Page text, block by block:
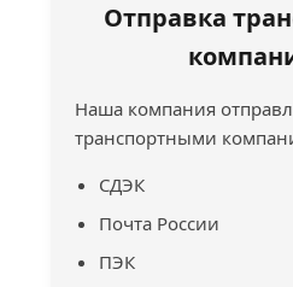
Отправка
Наша компания
транспортными
СДЭК
Почта России
ПЭК